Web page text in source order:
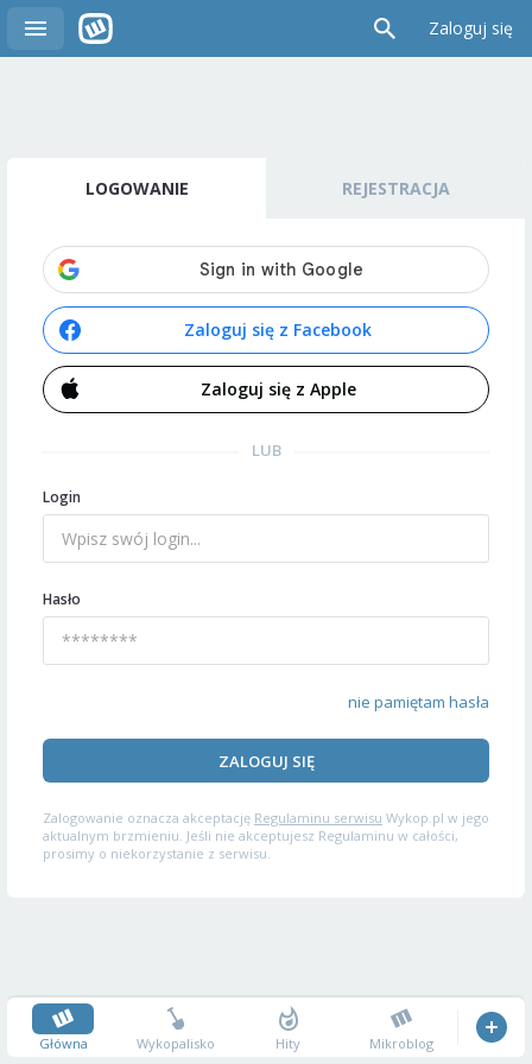
Zaloguj się
LOGOWANIE REJESTRACJA
Zaloguj się z Facebook
Zaloguj się z Apple
LUB
Login
Hasło
nie pamiętam hasła
ZALOGUJ SIĘ
Zalogowanie oznacza akceptację Regulaminu serwisu Wykop.pl w jego
aktualnym brzmieniu. Jeśli nie akceptujesz Regulaminu w całości,
prosimy o niekorzystanie z serwisu.
Główna Wykopalisko Hity Mikroblog